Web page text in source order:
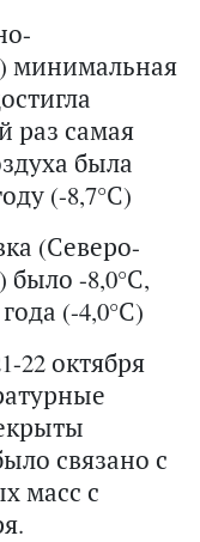
минимальная
раз самая
была
(-8,7°С)
(Северо-
было -8,0°С,
(-4,0°С)
22 октября
связано с
масс с